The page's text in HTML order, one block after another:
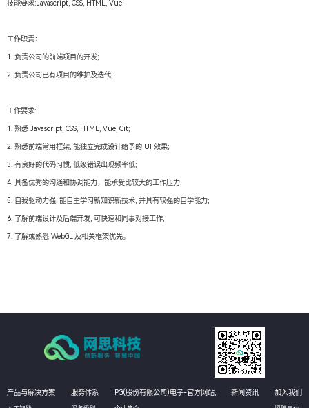
技能要求:Javascript, CSS, HTML, Vue
工作职责：
1. 负责公司的前端项目的开发;
2. 负责公司已有项目的维护及迭代;
工作要求:
1. 熟悉 Javascript, CSS, HTML, Vue, Git;
2. 熟悉前端常用框架, 能独立完成设计给予的 UI 效果;
3. 有良好的代码习惯, 低级错误出现频率低;
4. 具备优秀的沟通和协调能力，能承受比较大的工作压力;
5. 自我驱动力强, 能自主学习新知识新技术, 并具有较强的自学能力;
6. 了解前端设计及后端开发, 可快速和同事对接工作;
7. 了解或熟悉 WebGL 及相关框架优先。
产品与解决方案 服务体系 PG(股份有限公司)电子-官方网站, 新闻资讯 加入我们